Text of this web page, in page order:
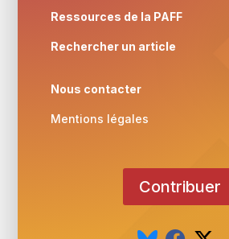
Ressources de la PAFF
Rechercher un article
Nous contacter
Mentions légales
Contribuer